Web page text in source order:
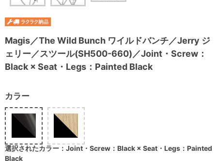
Magis／The Wild Bunch ワイルドバンチ／Jerry ジ
ェリー／スツール(SH500-660)／Joint・Screw：
Black × Seat・Legs：Painted Black
カラー
選択されたカラー：Joint・Screw：Black × Seat・Legs：Painted
Black